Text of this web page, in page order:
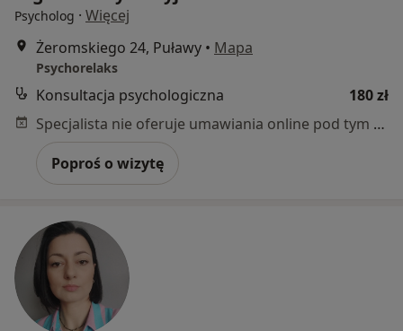
Psycholog · Więcej
Żeromskiego 24, Puławy • Mapa
Psychorelaks
Konsultacja psychologiczna
180 zł
Specjalista nie oferuje umawiania online pod tym adresem.
Poproś o wizytę